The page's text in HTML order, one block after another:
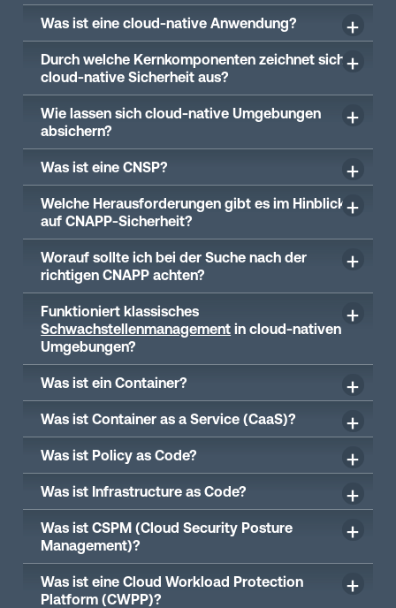
Was ist eine cloud-native Anwendung?
Durch welche Kernkomponenten zeichnet sich
cloud-native Sicherheit aus?
Wie lassen sich cloud-native Umgebungen
absichern?
Was ist eine CNSP?
Welche Herausforderungen gibt es im Hinblick
auf CNAPP-Sicherheit?
Worauf sollte ich bei der Suche nach der
richtigen CNAPP achten?
Funktioniert klassisches
Schwachstellenmanagement in cloud-nativen
Umgebungen?
Was ist ein Container?
Was ist Container as a Service (CaaS)?
Was ist Policy as Code?
Was ist Infrastructure as Code?
Was ist CSPM (Cloud Security Posture
Management)?
Was ist eine Cloud Workload Protection
Platform (CWPP)?